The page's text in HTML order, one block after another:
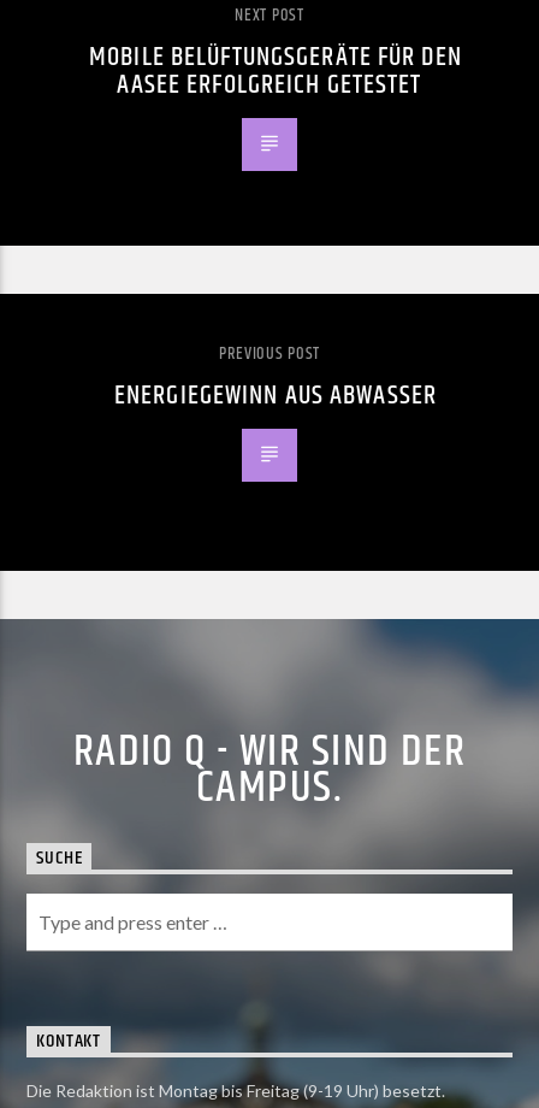
NEXT POST
MOBILE BELÜFTUNGSGERÄTE FÜR DEN
AASEE ERFOLGREICH GETESTET
PREVIOUS POST
ENERGIEGEWINN AUS ABWASSER
RADIO Q - WIR SIND DER
CAMPUS.
SUCHE
KONTAKT
Die Redaktion ist Montag bis Freitag (9-19 Uhr) besetzt.